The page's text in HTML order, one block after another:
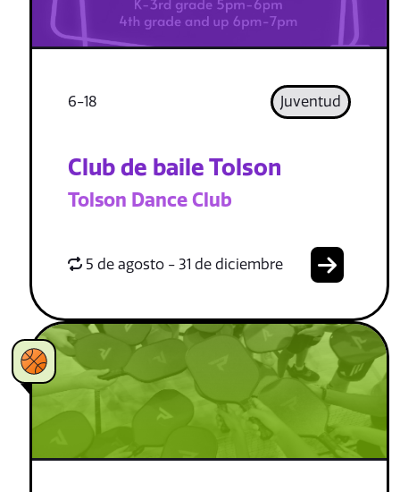
6-18 Juventud
Club de baile Tolson
Tolson Dance Club
5 de agosto - 31 de diciembre